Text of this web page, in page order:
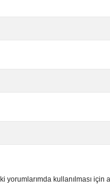
yorumlarımda kullanılması için